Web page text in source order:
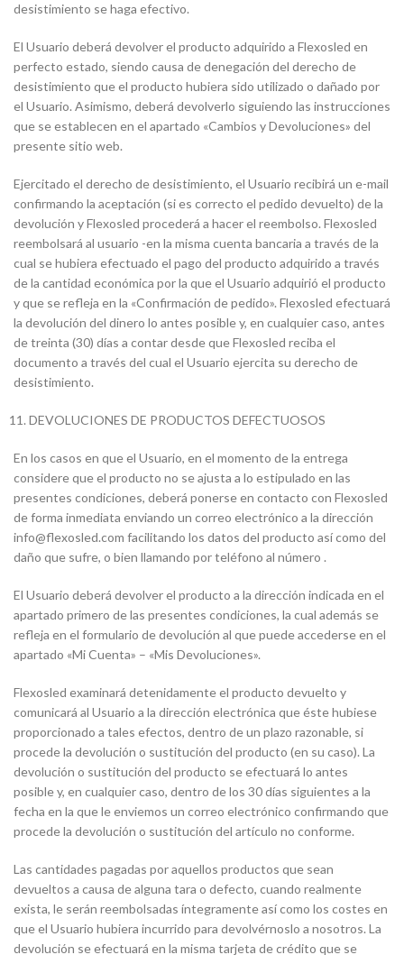
desistimiento se haga efectivo.
El Usuario deberá devolver el producto adquirido a Flexosled en
perfecto estado, siendo causa de denegación del derecho de
desistimiento que el producto hubiera sido utilizado o dañado por
el Usuario. Asimismo, deberá devolverlo siguiendo las instrucciones
que se establecen en el apartado «Cambios y Devoluciones» del
presente sitio web.
Ejercitado el derecho de desistimiento, el Usuario recibirá un e-mail
confirmando la aceptación (si es correcto el pedido devuelto) de la
devolución y Flexosled procederá a hacer el reembolso. Flexosled
reembolsará al usuario -en la misma cuenta bancaria a través de la
cual se hubiera efectuado el pago del producto adquirido a través
de la cantidad económica por la que el Usuario adquirió el producto
y que se refleja en la «Confirmación de pedido». Flexosled efectuará
la devolución del dinero lo antes posible y, en cualquier caso, antes
de treinta (30) días a contar desde que Flexosled reciba el
documento a través del cual el Usuario ejercita su derecho de
desistimiento.
DEVOLUCIONES DE PRODUCTOS DEFECTUOSOS
En los casos en que el Usuario, en el momento de la entrega
considere que el producto no se ajusta a lo estipulado en las
presentes condiciones, deberá ponerse en contacto con Flexosled
de forma inmediata enviando un correo electrónico a la dirección
info@flexosled.com facilitando los datos del producto así como del
daño que sufre, o bien llamando por teléfono al número .
El Usuario deberá devolver el producto a la dirección indicada en el
apartado primero de las presentes condiciones, la cual además se
refleja en el formulario de devolución al que puede accederse en el
apartado «Mi Cuenta» – «Mis Devoluciones».
Flexosled examinará detenidamente el producto devuelto y
comunicará al Usuario a la dirección electrónica que éste hubiese
proporcionado a tales efectos, dentro de un plazo razonable, si
procede la devolución o sustitución del producto (en su caso). La
devolución o sustitución del producto se efectuará lo antes
posible y, en cualquier caso, dentro de los 30 días siguientes a la
fecha en la que le enviemos un correo electrónico confirmando que
procede la devolución o sustitución del artículo no conforme.
Las cantidades pagadas por aquellos productos que sean
devueltos a causa de alguna tara o defecto, cuando realmente
exista, le serán reembolsadas íntegramente así como los costes en
que el Usuario hubiera incurrido para devolvérnoslo a nosotros. La
devolución se efectuará en la misma tarjeta de crédito que se